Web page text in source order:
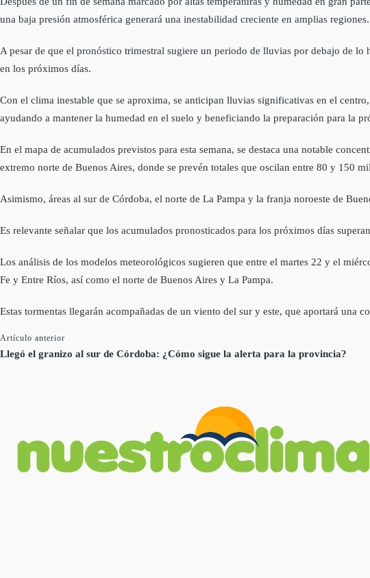
una baja presión atmosférica generará una inestabilidad creciente en amplias regiones.
A pesar de que el pronóstico trimestral sugiere un periodo de lluvias por debajo de
en los próximos días.
Con el clima inestable que se aproxima, se anticipan lluvias significativas en el
ayudando a mantener la humedad en el suelo y beneficiando la preparación para la
En el mapa de acumulados previstos para esta semana, se destaca una notable
extremo norte de Buenos Aires, donde se prevén totales que oscilan entre 80 y 150
Asimismo, áreas al sur de Córdoba, el norte de La Pampa y la franja noroeste de
Es relevante señalar que los acumulados pronosticados para los próximos días
Los análisis de los modelos meteorológicos sugieren que entre el martes 22 y el
Fe y Entre Ríos, así como el norte de Buenos Aires y La Pampa.
Estas tormentas llegarán acompañadas de un viento del sur y este, que aportará una
Artículo anterior
Llegó el granizo al sur de Córdoba: ¿Cómo sigue la alerta para la provincia?